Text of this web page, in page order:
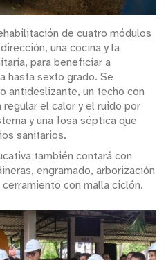
de cuatro módulos
una cocina y la
para beneficiar a
hasta sexto grado. Se
antideslizante, un techo con
el calor y el ruido por
y una fosa séptica que
sanitarios.
también contará con
engramado, arborización
con malla ciclón.